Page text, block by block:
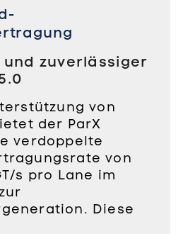
und zuverlässiger
von
der ParX
verdoppelte
von
s pro Lane im
Diese